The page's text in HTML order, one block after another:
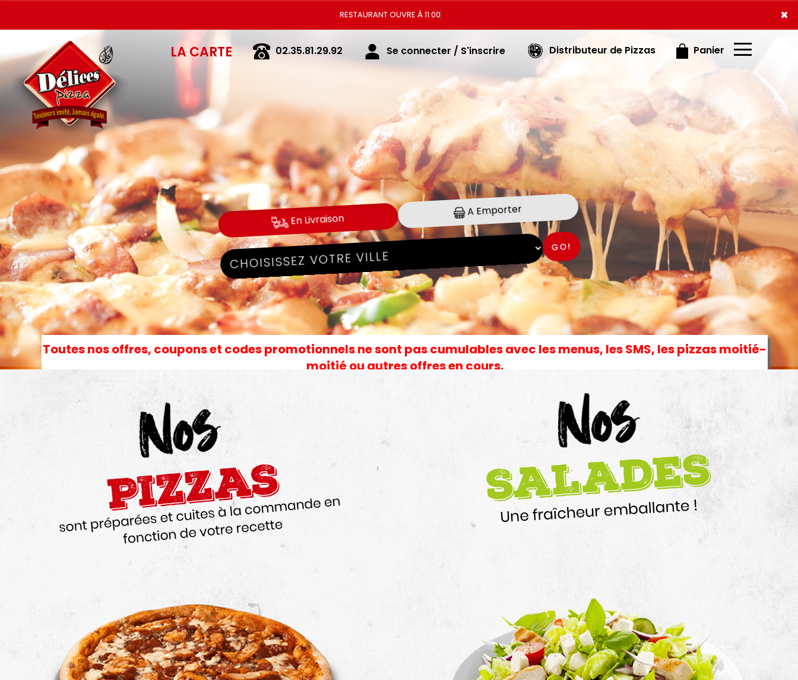
×
Vous pouvez commander votr
LA CARTE 02.35.81.29.92 Se connecter / S'inscrire Distributeur de Pizzas Panier
×
En Livraison
A Emporter
GO!
Toutes nos offres, coupons et codes promotionnels ne sont pas cumulables avec les menus, les SMS, les pizzas moitié-
moitié ou autres offres en cours.